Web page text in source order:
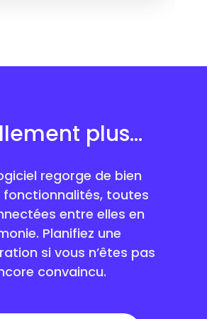
plus…
regorge de bien
fonctionnalités, toutes
entre elles en
Planifiez une
si vous n’êtes pas
convaincu.